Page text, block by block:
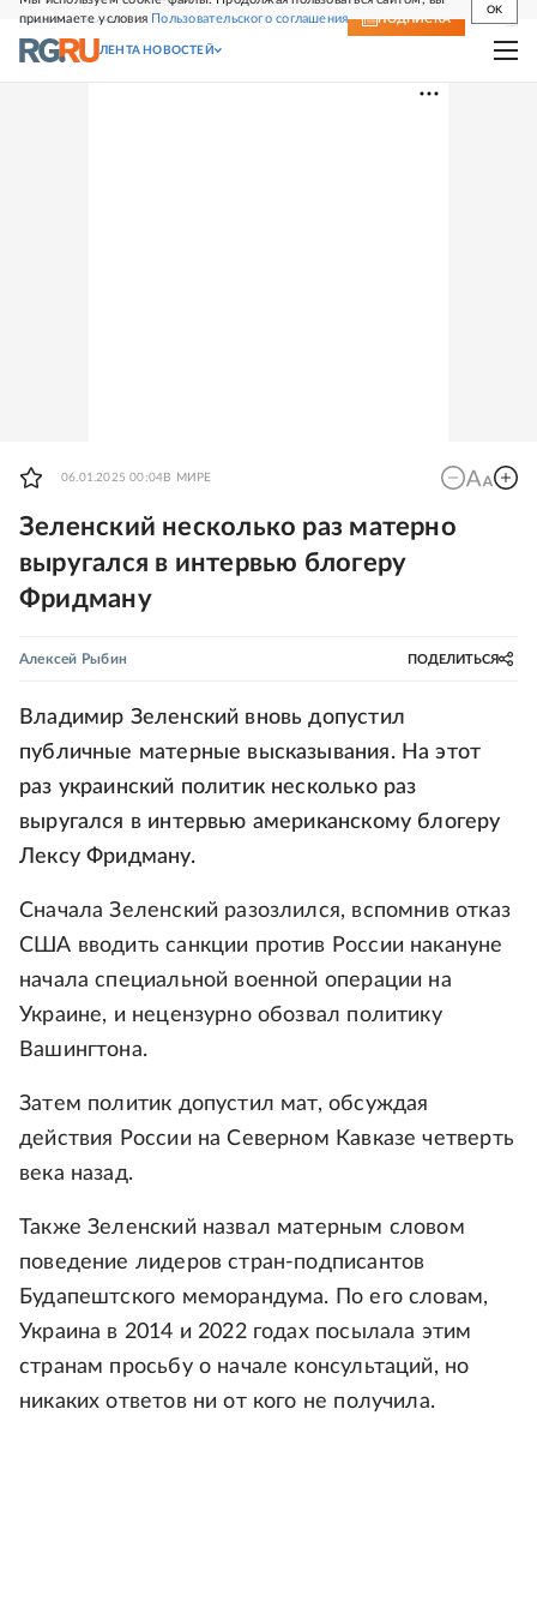
принимаете условия Пользовательского соглашения
OK
СВЕЖИЙ НОМЕР ПОДПИСКА
ЛЕНТА НОВОСТЕЙ
06.01.2025 00:04 В МИРЕ
Зеленский несколько раз матерно
выругался в интервью блогеру
Фридману
Алексей Рыбин ПОДЕЛИТЬСЯ
Владимир Зеленский вновь допустил
публичные матерные высказывания. На этот
раз украинский политик несколько раз
выругался в интервью американскому блогеру
Лексу Фридману.
Сначала Зеленский разозлился, вспомнив отказ
США вводить санкции против России накануне
начала специальной военной операции на
Украине, и нецензурно обозвал политику
Вашингтона.
Затем политик допустил мат, обсуждая
действия России на Северном Кавказе четверть
века назад.
Также Зеленский назвал матерным словом
поведение лидеров стран-подписантов
Будапештского меморандума. По его словам,
Украина в 2014 и 2022 годах посылала этим
странам просьбу о начале консультаций, но
никаких ответов ни от кого не получила.